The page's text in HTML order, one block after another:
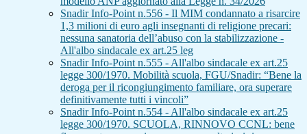
Snadir Info-Point n.556 - Il MIM condannato a risarcire
1,3 milioni di euro agli insegnanti di religione precari:
nessuna sanatoria dell’abuso con la stabilizzazione -
All'albo sindacale ex art.25 leg
Snadir Info-Point n.555 - All'albo sindacale ex art.25
legge 300/1970. Mobilità scuola, FGU/Snadir: “Bene la
deroga per il ricongiungimento familiare, ora superare
definitivamente tutti i vincoli”
Snadir Info-Point n.554 - All'albo sindacale ex art.25
legge 300/1970. SCUOLA, RINNOVO CCNL: bene